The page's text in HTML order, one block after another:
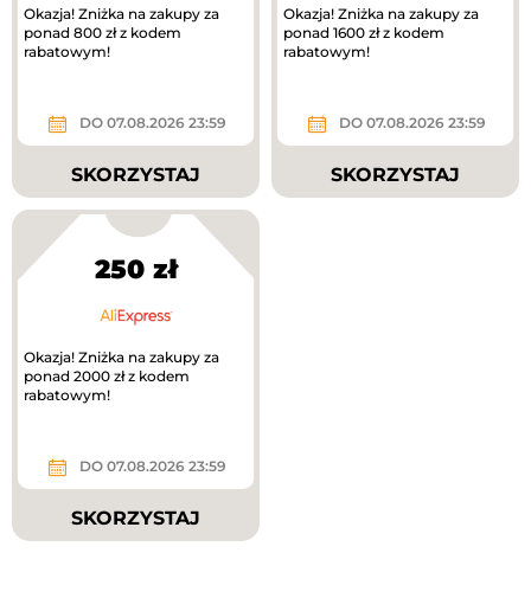
Okazja! Zniżka na zakupy za
ponad 800 zł z kodem
rabatowym!
DO 07.08.2026 23:59
SKORZYSTAJ
Okazja! Zniżka na zakupy za
ponad 1600 zł z kodem
rabatowym!
DO 07.08.2026 23:59
SKORZYSTAJ
250 zł
Okazja! Zniżka na zakupy za
ponad 2000 zł z kodem
rabatowym!
DO 07.08.2026 23:59
SKORZYSTAJ